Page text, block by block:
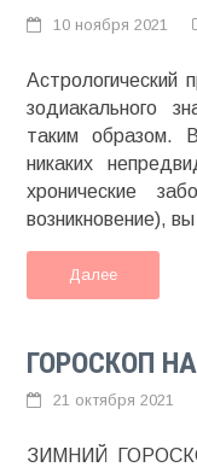
10 ноября 2021
Астрологический
зодиакального
таким образом.
никаких
хронические
возникновение),
Далее
ГОРОСКОП
21 октября
ЗИМНИЙ